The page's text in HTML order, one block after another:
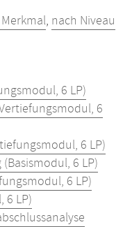
, nach Niveau
6 LP)
6
6 LP)
6 LP)
6 LP)
6 LP)